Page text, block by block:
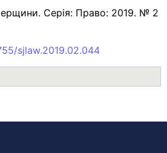
Серія: Право: 2019. № 2
sjlaw.2019.02.044